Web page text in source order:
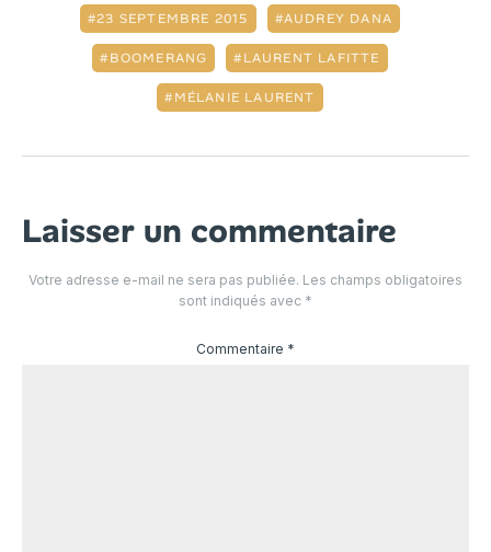
23 SEPTEMBRE 2015 AUDREY DANA
BOOMERANG LAURENT LAFITTE
MÉLANIE LAURENT
Laisser un commentaire
Votre adresse e-mail ne sera pas publiée. Les champs obligatoires
sont indiqués avec *
Commentaire *